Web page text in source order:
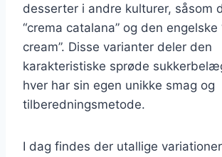
desserter i andre kulturer, såsom
“crema catalana” og den engelske
cream”. Disse varianter deler den
karakteristiske sprøde
hver har sin egen unikke smag og
tilberedningsmetode.
I dag findes der utallige